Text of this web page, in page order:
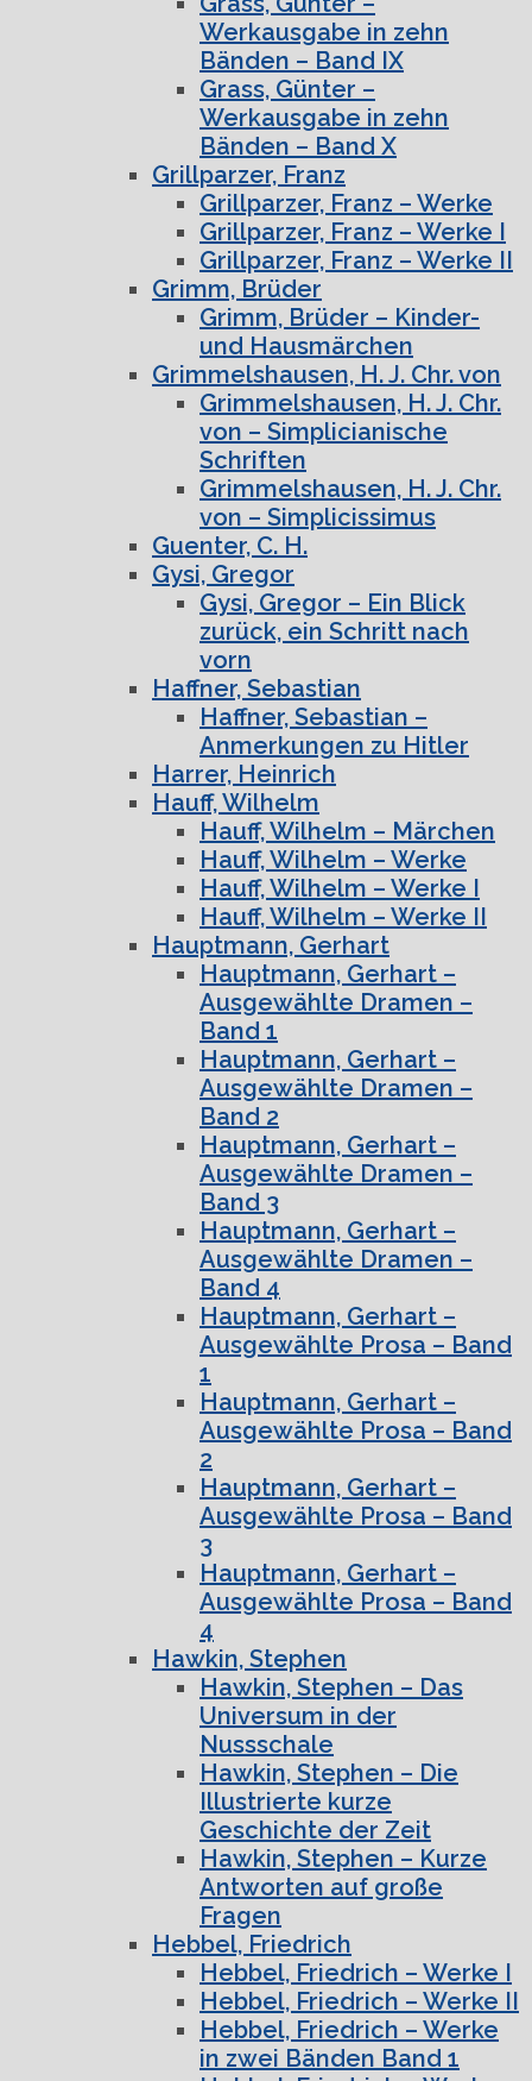
Werkausgabe in zehn
Bänden – Band IX
Grass, Günter –
Werkausgabe in zehn
Bänden – Band X
Grillparzer, Franz
Grillparzer, Franz – Werke
Grillparzer, Franz – Werke I
Grillparzer, Franz – Werke II
Grimm, Brüder
Grimm, Brüder – Kinder-
und Hausmärchen
Grimmelshausen, H. J. Chr. von
Grimmelshausen, H. J. Chr.
von – Simplicianische
Schriften
Grimmelshausen, H. J. Chr.
von – Simplicissimus
Guenter, C. H.
Gysi, Gregor
Gysi, Gregor – Ein Blick
zurück, ein Schritt nach
vorn
Haffner, Sebastian
Haffner, Sebastian –
Anmerkungen zu Hitler
Harrer, Heinrich
Hauff, Wilhelm
Hauff, Wilhelm – Märchen
Hauff, Wilhelm – Werke
Hauff, Wilhelm – Werke I
Hauff, Wilhelm – Werke II
Hauptmann, Gerhart
Hauptmann, Gerhart –
Ausgewählte Dramen –
Band 1
Hauptmann, Gerhart –
Ausgewählte Dramen –
Band 2
Hauptmann, Gerhart –
Ausgewählte Dramen –
Band 3
Hauptmann, Gerhart –
Ausgewählte Dramen –
Band 4
Hauptmann, Gerhart –
Ausgewählte Prosa – Band
1
Hauptmann, Gerhart –
Ausgewählte Prosa – Band
2
Hauptmann, Gerhart –
Ausgewählte Prosa – Band
3
Hauptmann, Gerhart –
Ausgewählte Prosa – Band
4
Hawkin, Stephen
Hawkin, Stephen – Das
Universum in der
Nussschale
Hawkin, Stephen – Die
Illustrierte kurze
Geschichte der Zeit
Hawkin, Stephen – Kurze
Antworten auf große
Fragen
Hebbel, Friedrich
Hebbel, Friedrich – Werke I
Hebbel, Friedrich – Werke II
Hebbel, Friedrich – Werke
in zwei Bänden Band 1